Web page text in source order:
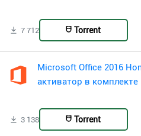
7 712 Torrent
Microsoft Office 2016
активатор в комплекте
3 138 Torrent